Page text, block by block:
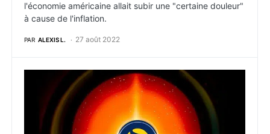
l'économie américaine allait subir une "certaine douleur"
à cause de l'inflation.
PAR ALEXIS L. 27 août 2022
Luna : Le lancement de la nouvelle blockchain Terra